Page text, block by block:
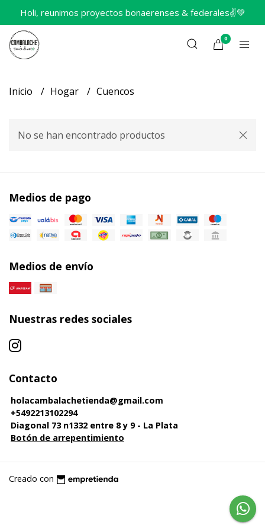
Holi, reunimos proyectos bonaerenses & federales✌️💚
0
Inicio Hogar Cuencos
No se han encontrado productos
Medios de pago
Medios de envío
Nuestras redes sociales
Contacto
holacambalachetienda@gmail.com
+5492213102294
Diagonal 73 n1332 entre 8 y 9 - La Plata
Botón de arrepentimiento
Creado con